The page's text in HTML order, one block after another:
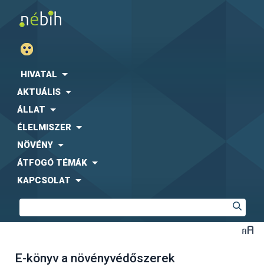
HIVATAL
AKTUÁLIS
ÁLLAT
ÉLELMISZER
NÖVÉNY
ÁTFOGÓ TÉMÁK
KAPCSOLAT
E-könyv a növényvédőszerek